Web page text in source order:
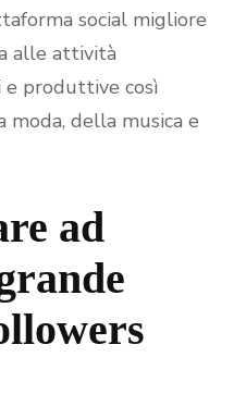
social migliore
alle attività
e produttive così
della musica e
ad